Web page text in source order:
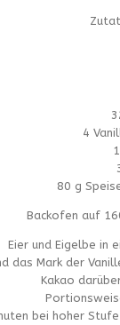
4
80 g
Backofen auf
Eier und Eigelbe in
das Mark der
Kakao
bei hoher